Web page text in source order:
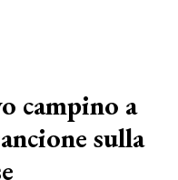
campino a
sulla